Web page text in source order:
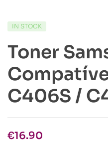
IN STOCK
Toner
C406S /
€16.90